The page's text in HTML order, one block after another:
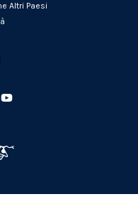
Altri Paesi